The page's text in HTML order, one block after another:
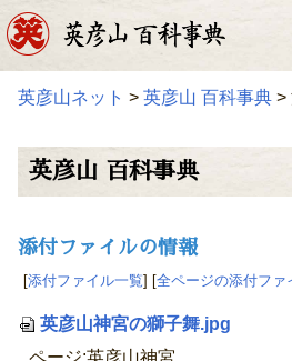
英彦山ネット > 英彦山 百科事典 >
英彦山 百科事典
添付ファイルの情報
[添付ファイル一覧] [全ページの添付ファ
英彦山神宮の獅子舞.jpg
ページ:英彦山神宮